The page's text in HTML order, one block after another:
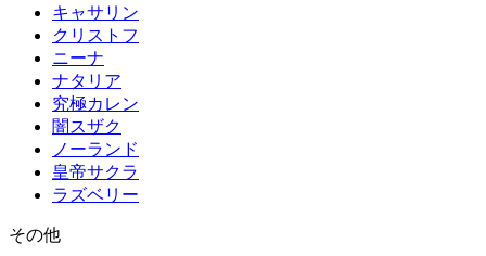
キャサリン
クリストフ
ニーナ
ナタリア
究極カレン
闇スザク
ノーランド
皇帝サクラ
ラズベリー
その他